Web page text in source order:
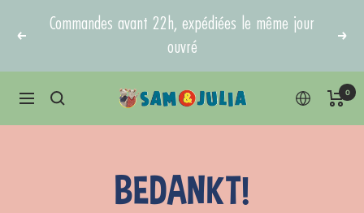
zumZurück
Commandes avant 22h, expédiées le même jour
ouvré
Navigation
Sam
&
0
BEDANKT!